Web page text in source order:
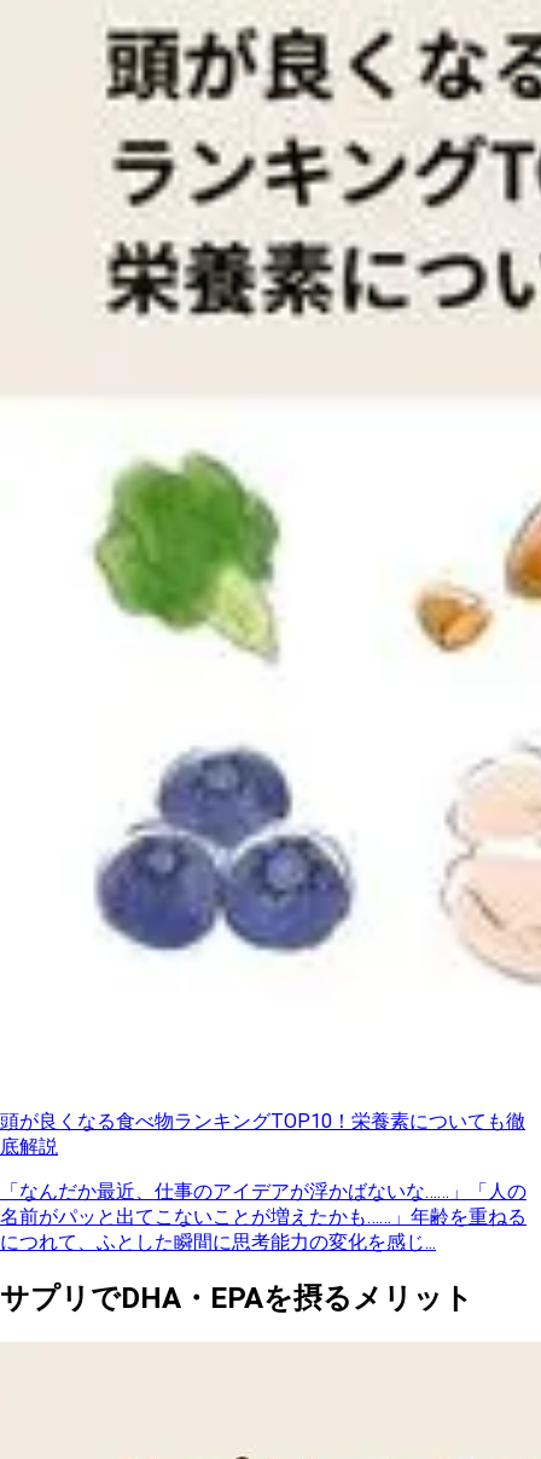
頭が良くなる食べ物ランキングTOP10！栄養素についても徹
底解説
「なんだか最近、仕事のアイデアが浮かばないな……」「人の
名前がパッと出てこないことが増えたかも……」年齢を重ねる
につれて、ふとした瞬間に思考能力の変化を感じ...
サプリでDHA・EPAを摂るメリット